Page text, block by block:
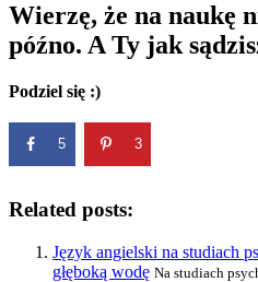
Wierzę, że na naukę
późno. A Ty jak
Podziel się :)
5 3
Related posts:
Język angielski na studiach
głęboką wodę Na studiach